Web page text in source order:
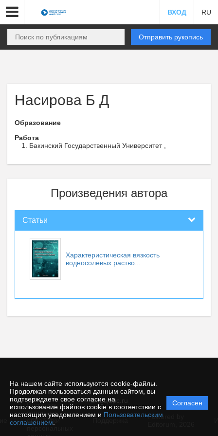
На нашем сайте используются cookie-файлы.
Продолжая пользоваться данным сайтом, вы
подтверждаете свое согласие на
использование файлов cookie в соответствии с
настоящим уведомлением и Пользовательским
соглашением
Согласен
ВХОД RU
Отправить рукопись
Насирова Б Д
Образование
Работа
Бакинский Государственный Университет ,
Произведения автора
Статьи
Характеристическая вязкость
водносолевых раство...
© rusjbpc.ru
Политика
защиты и
обработки
Powered by